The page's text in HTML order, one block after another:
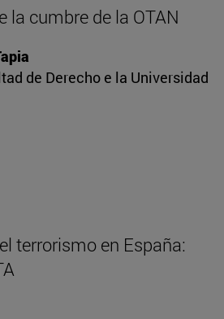
la cumbre de la OTAN
de Derecho e la Universidad
terrorismo en España: